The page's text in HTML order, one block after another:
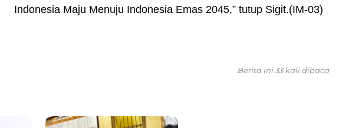
Indonesia Maju Menuju Indonesia Emas 2045,” tutup Sigit.(IM-03)
Berita ini 33 kali dibaca